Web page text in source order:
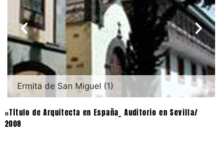
Ermita de San Miguel (1)
oTítulo de Arquitecta en España_ Auditorio en Sevilla/
2008